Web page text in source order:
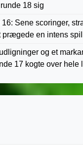
18 sig
Sene scoringer,
prægede en intens
og et
17 kogte over hele